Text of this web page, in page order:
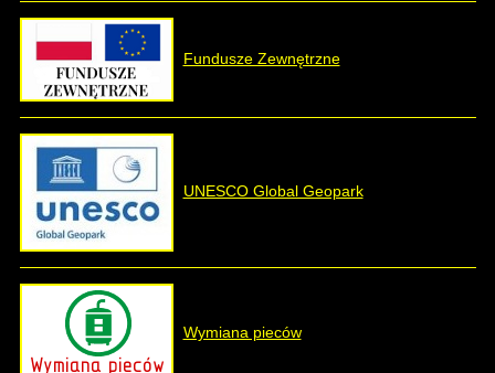
Fundusze Zewnętrzne
UNESCO Global Geopark
Wymiana pieców